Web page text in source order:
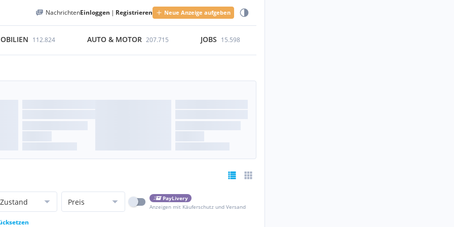
NachrichtenEinloggen | Registrieren Neue Anzeige aufgeben
112.824 AUTO & MOTOR 207.715 JOBS 15.598
Zustand Preis
PayLivery
Anzeigen mit Käuferschutz und Versand